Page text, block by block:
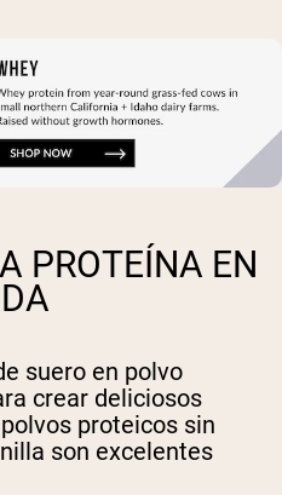
PROTEÍNA EN
suero en polvo
crear deliciosos
proteicos sin
son excelentes